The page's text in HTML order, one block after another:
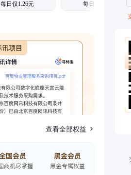
每日仅1.26元 每日仅1.08元
查看全部权益